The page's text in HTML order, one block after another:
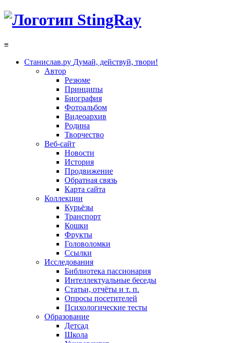
≡
Станислав.ру Думай, действуй, твори!
Автор
Резюме
Принципы
Биография
Фотоальбом
Видеоархив
Родина
Творчество
Веб-сайт
Новости
История
Продвижение
Обратная связь
Карта сайта
Коллекции
Курьёзы
Транспорт
Кошки
Фрукты
Головоломки
Ссылки
Исследования
Библиотека пассионария
Интеллектуальные беседы
Статьи, отчёты и т. п.
Опросы посетителей
Психологические тесты
Образование
Детсад
Школа